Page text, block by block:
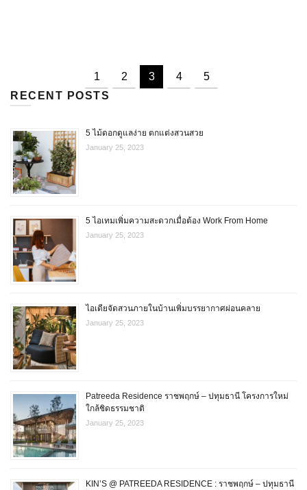
1 2 3 4
5
RECENT POSTS
5 ไม้ดอกดูแลง่าย ตกแต่งสวนสวย
January 25, 2023
5 ไอเทมเพิ่มความสะดวกเมื่อต้อง Work From Home
January 25, 2023
ไอเดียจัดสวนภายในบ้านเพิ่มบรรยากาศผ่อนคลาย
January 25, 2023
Patreeda Residence ราชพฤกษ์ – ปทุมธานี โครงการใหม่
ใกล้ชิดธรรมชาติ
January 25, 2023
KIN’S @ PATREEDA RESIDENCE : ราชพฤกษ์ – ปทุมธานี